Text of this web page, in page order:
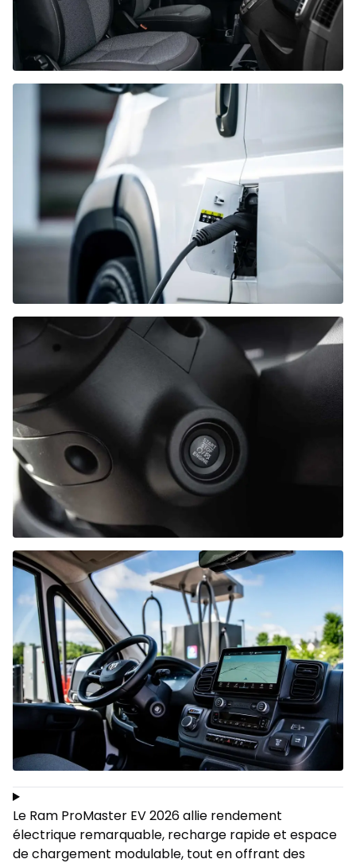
Le Ram ProMaster EV 2026 allie rendement
électrique remarquable, recharge rapide et espace
de chargement modulable, tout en offrant des